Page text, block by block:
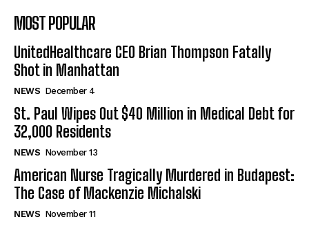
MOST POPULAR
UnitedHealthcare CEO Brian Thompson Fatally
Shot in Manhattan
NEWS December 4
St. Paul Wipes Out $40 Million in Medical Debt for
32,000 Residents
NEWS November 13
American Nurse Tragically Murdered in Budapest:
The Case of Mackenzie Michalski
NEWS November 11